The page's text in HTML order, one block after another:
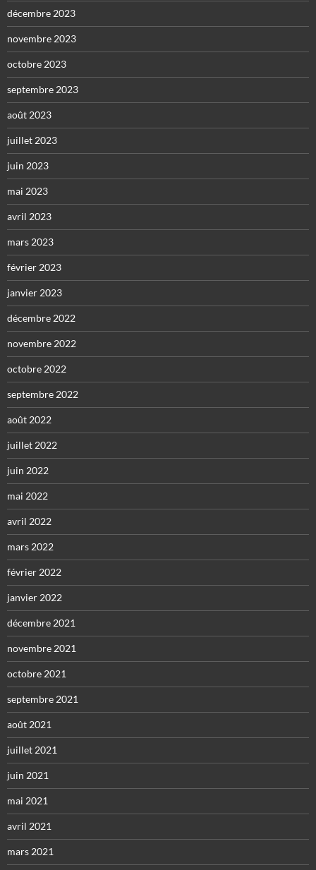
décembre 2023
novembre 2023
octobre 2023
septembre 2023
août 2023
juillet 2023
juin 2023
mai 2023
avril 2023
mars 2023
février 2023
janvier 2023
décembre 2022
novembre 2022
octobre 2022
septembre 2022
août 2022
juillet 2022
juin 2022
mai 2022
avril 2022
mars 2022
février 2022
janvier 2022
décembre 2021
novembre 2021
octobre 2021
septembre 2021
août 2021
juillet 2021
juin 2021
mai 2021
avril 2021
mars 2021